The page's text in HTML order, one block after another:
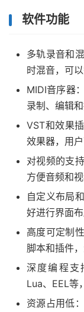
软件功能
多轨录音和
时混音，可
MIDI音序器
录制、编辑
VST和效果
效果器，用
对视频的支
方便音频和
自定义布局
好进行界面
高度可定制
脚本和插件
深度编程支
Lua、EEL等
资源占用低